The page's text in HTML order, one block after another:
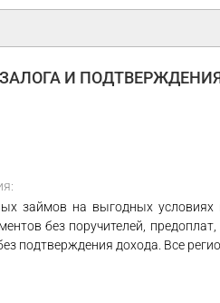
И
займов на выгодных
без поручителей,
подтверждения дохода. Все